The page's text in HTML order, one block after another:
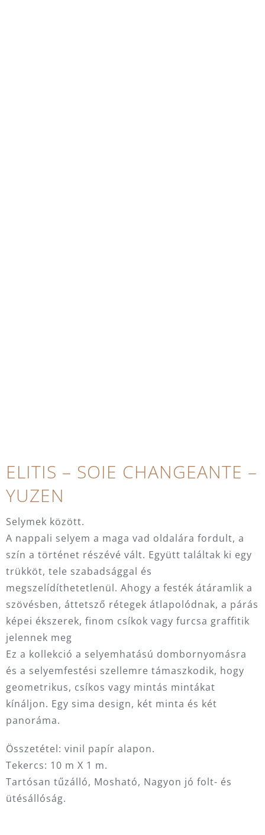
ELITIS – SOIE CHANGEANTE –
YUZEN
Selymek között.
A nappali selyem a maga vad oldalára fordult, a
szín a történet részévé vált. Együtt találtak ki egy
trükköt, tele szabadsággal és
megszelídíthetetlenül.‎ Ahogy a festék átáramlik a
szövésben, áttetsző rétegek átlapolódnak, a párás
képei ékszerek, finom csíkok vagy furcsa graffitik
jelennek meg
Ez a kollekció a selyemhatású dombornyomásra
és a selyemfestési szellemre támaszkodik, hogy
geometrikus, csíkos vagy mintás mintákat
kínáljon.‎ Egy sima design, két minta és két
panoráma.‎
Összetétel: vinil papír alapon.
Tekercs: 10 m X 1 m.
Tartósan tűzálló, Mosható, Nagyon jó folt- és
ütésállóság.